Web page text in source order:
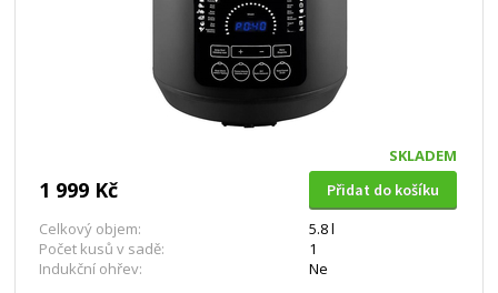
SKLADEM
1 999 Kč
Přidat do košíku
Celkový objem:
5.8 l
Počet kusů v sadě:
1
Indukční ohřev:
Ne